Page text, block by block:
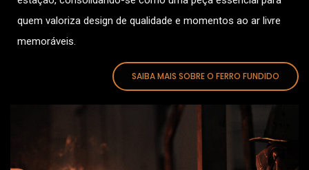
quem valoriza design de qualidade e momentos ao ar livre
memoráveis.
SAIBA MAIS SOBRE O FERRO FUNDIDO